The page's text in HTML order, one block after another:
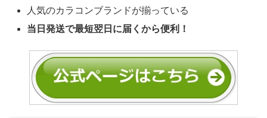
人気のカラコンブランドが揃っている
当日発送で最短翌日に届くから便利！